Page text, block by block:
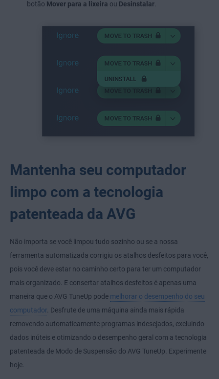
botão Mover para a lixeira ou Desinstalar
Mantenha seu computador
limpo com a tecnologia
patenteada da AVG
Não importa se você limpou tudo sozinho ou se a nossa
ferramenta automatizada corrigiu os atalhos desfeitos para você,
pois você deve estar no caminho certo para ter um computador
mais organizado. E consertar atalhos desfeitos é apenas uma
maneira que o AVG TuneUp pode melhorar o desempenho do seu
computador . Desfrute de uma máquina ainda mais rápida
removendo automaticamente programas indesejados, excluindo
dados inúteis e otimizando o desempenho geral com a tecnologia
patenteada de Modo de Suspensão do AVG TuneUp. Experimente
hoje.